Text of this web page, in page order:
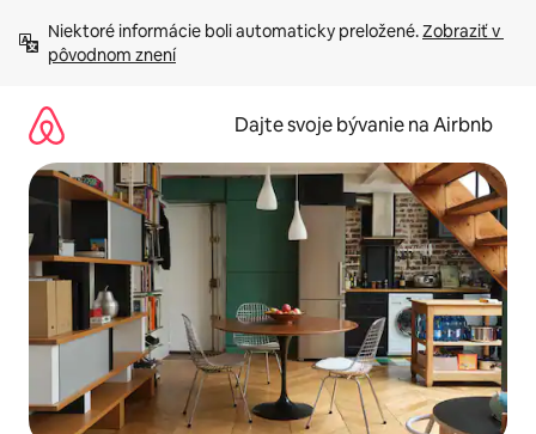
obsah.
Niektoré informácie boli automaticky preložené. Zobraziť v
pôvodnom znení
Dajte svoje bývanie na Airbnb